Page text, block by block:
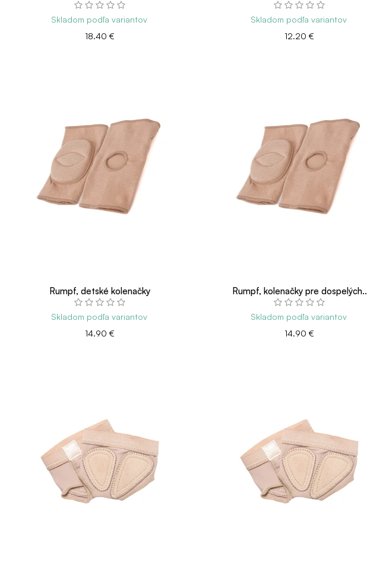
Skladom podľa variantov
18.40 €
Skladom podľa variantov
12.20 €
Rumpf, detské kolenačky
Skladom podľa variantov
14.90 €
Rumpf, kolenačky pre dospelých..
Skladom podľa variantov
14.90 €